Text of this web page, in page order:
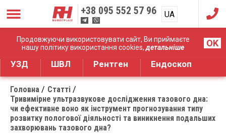
Продовжуючи використовувати сайт, Ви приймаєте
нашу політику використання cookies,детальніше OK
+38 095 552 57 96 UA
RU
Дистрибуція медичного обладнання
УЗД ШВЛ Рентген Ендоскоп
Головна
Статті
Тривимірне ультразвукове дослідження тазового дна:
чи ефективне воно як інструмент прогнозування типу
розвитку пологової діяльності та виникнення подальших
захворювань тазового дна?